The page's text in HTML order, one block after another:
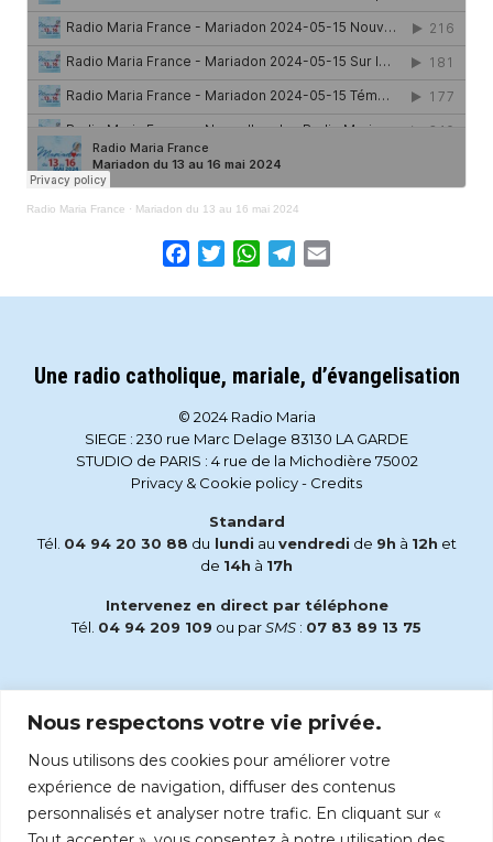
Nous respectons votre vie privée.
Nous utilisons des cookies pour améliorer votre
expérience de navigation, diffuser des contenus
personnalisés et analyser notre trafic. En cliquant sur «
Radio Maria France · Mariadon du 13 au 16 mai 2024
Facebook
TwitterWhatsApp
Telegram
Une radio catholique, mariale, d’évangelisation
© 2024 Radio Maria
SIEGE : 230 rue Marc Delage 83130 LA GARDE
STUDIO de PARIS : 4 rue de la Michodière 75002
Privacy & Cookie policy- Credits
Standard
Tél. 04 94 20 30 88 du lundi au vendredi de 9h à 12h et
de 14h à 17h
Intervenez en direct par téléphone
Tél. 04 94 209 109 ou parSMS : 07 83 89 13 75
accueil@radiomaria.fr
Écoutez Radio Maria sur :